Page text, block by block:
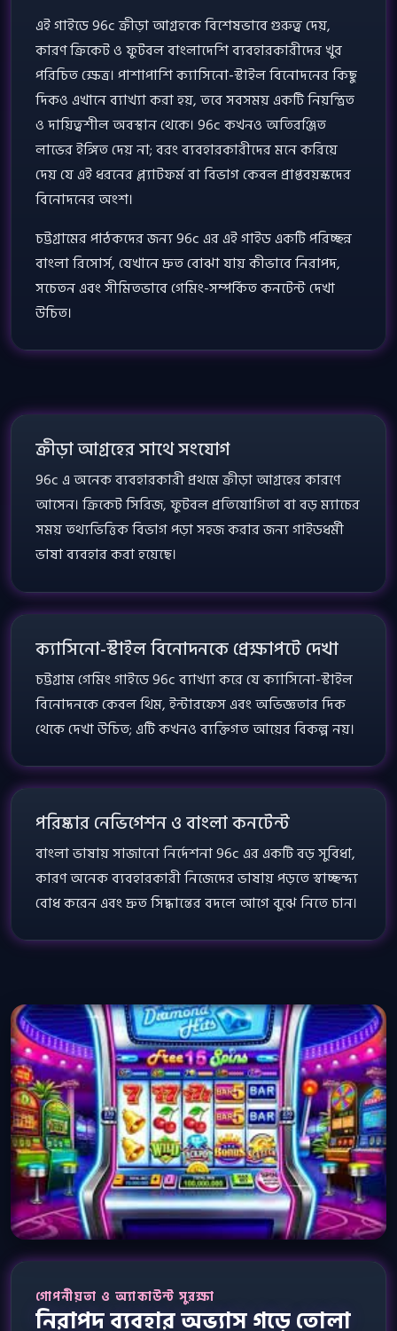
এই গাইডে 96c ক্রীড়া আগ্রহকে বিশেষভাবে গুরুত্ব দেয়,
কারণ ক্রিকেট ও ফুটবল বাংলাদেশি ব্যবহারকারীদের খুব
পরিচিত ক্ষেত্র। পাশাপাশি ক্যাসিনো-স্টাইল বিনোদনের কিছু
দিকও এখানে ব্যাখ্যা করা হয়, তবে সবসময় একটি নিয়ন্ত্রিত
ও দায়িত্বশীল অবস্থান থেকে। 96c কখনও অতিরঞ্জিত
লাভের ইঙ্গিত দেয় না; বরং ব্যবহারকারীদের মনে করিয়ে
দেয় যে এই ধরনের প্ল্যাটফর্ম বা বিভাগ কেবল প্রাপ্তবয়স্কদের
বিনোদনের অংশ।
চট্টগ্রামের পাঠকদের জন্য 96c এর এই গাইড একটি পরিচ্ছন্ন
বাংলা রিসোর্স, যেখানে দ্রুত বোঝা যায় কীভাবে নিরাপদ,
সচেতন এবং সীমিতভাবে গেমিং-সম্পর্কিত কনটেন্ট দেখা
উচিত।
ক্রীড়া আগ্রহের সাথে সংযোগ
96c এ অনেক ব্যবহারকারী প্রথমে ক্রীড়া আগ্রহের কারণে
আসেন। ক্রিকেট সিরিজ, ফুটবল প্রতিযোগিতা বা বড় ম্যাচের
সময় তথ্যভিত্তিক বিভাগ পড়া সহজ করার জন্য গাইডধর্মী
ভাষা ব্যবহার করা হয়েছে।
ক্যাসিনো-স্টাইল বিনোদনকে প্রেক্ষাপটে দেখা
চট্টগ্রাম গেমিং গাইডে 96c ব্যাখ্যা করে যে ক্যাসিনো-স্টাইল
বিনোদনকে কেবল থিম, ইন্টারফেস এবং অভিজ্ঞতার দিক
থেকে দেখা উচিত; এটি কখনও ব্যক্তিগত আয়ের বিকল্প নয়।
পরিষ্কার নেভিগেশন ও বাংলা কনটেন্ট
বাংলা ভাষায় সাজানো নির্দেশনা 96c এর একটি বড় সুবিধা,
কারণ অনেক ব্যবহারকারী নিজেদের ভাষায় পড়তে স্বাচ্ছন্দ্য
বোধ করেন এবং দ্রুত সিদ্ধান্তের বদলে আগে বুঝে নিতে চান।
গোপনীয়তা ও অ্যাকাউন্ট সুরক্ষা
নিরাপদ ব্যবহার অভ্যাস গড়ে তোলা